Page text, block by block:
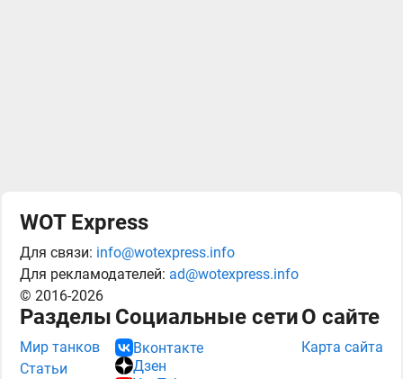
WOT Express
Для связи: info@wotexpress.info
Для рекламодателей: ad@wotexpress.info
© 2016-2026
Разделы
Мир танков
Статьи
Социальные сети
Вконтакте
Дзен
О сайте
Карта сайта